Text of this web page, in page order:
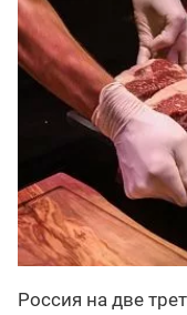
Россия на две